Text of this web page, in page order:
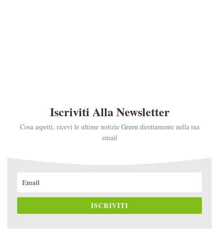
Iscriviti Alla Newsletter
Cosa aspetti, ricevi le ultime notizie Greendirettamente nella tua
email
ISCRIVITI